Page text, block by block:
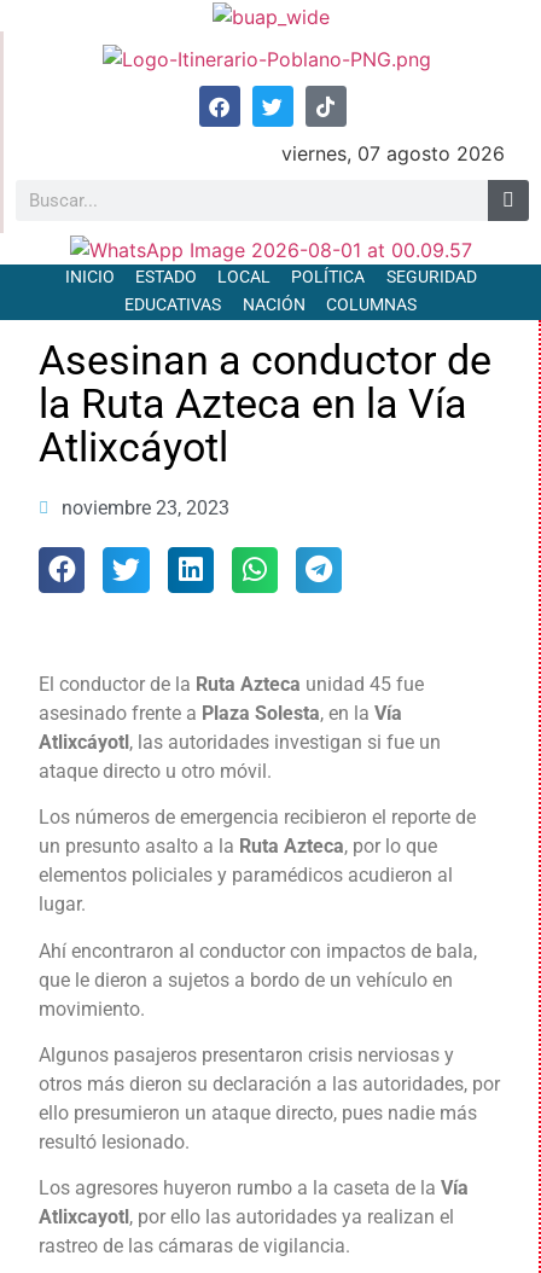
viernes, 07 agosto 2026
INICIO ESTADO LOCAL POLÍTICA
SEGURIDAD
EDUCATIVAS
NACIÓN COLUMNAS
Asesinan a conductor de
la Ruta Azteca en la Vía
Atlixcáyotl
noviembre 23, 2023
El conductor de la Ruta Azteca unidad 45 fue
asesinado frente a Plaza Solesta, en la Vía
Atlixcáyotl, las autoridades investigan si fue un
ataque directo u otro móvil.
Los números de emergencia recibieron el reporte de
un presunto asalto a la Ruta Azteca, por lo que
elementos policiales y paramédicos acudieron al
lugar.
Ahí encontraron al conductor con impactos de bala,
que le dieron a sujetos a bordo de un vehículo en
movimiento.
Algunos pasajeros presentaron crisis nerviosas y
otros más dieron su declaración a las autoridades, por
ello presumieron un ataque directo, pues nadie más
resultó lesionado.
Los agresores huyeron rumbo a la caseta de la Vía
Atlixcayotl , por ello las autoridades ya realizan el
rastreo de las cámaras de vigilancia.